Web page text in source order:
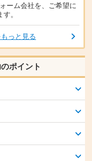
ーム会社を、ご希望に
。
っと見る
ポイント